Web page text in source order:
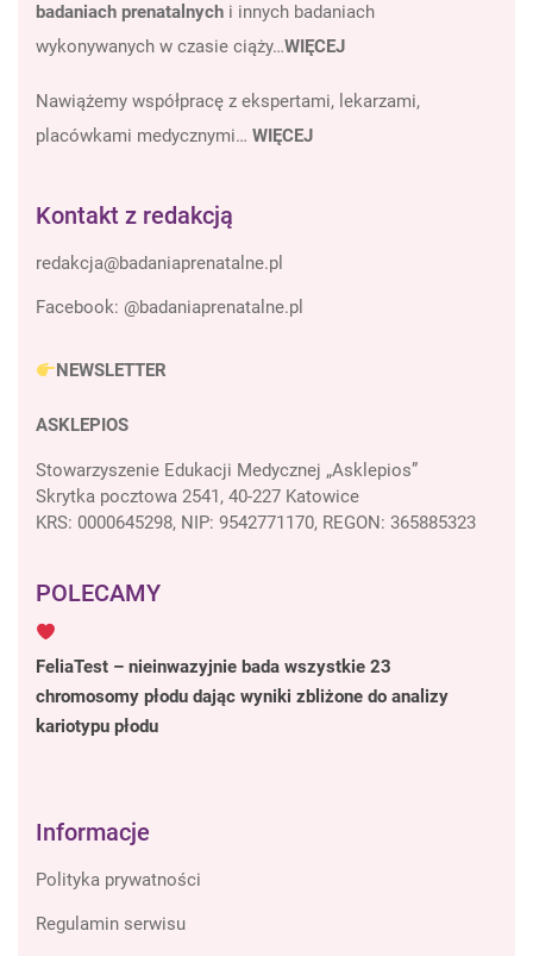
badaniach prenatalnych i innych badaniach
wykonywanych w czasie ciąży…WIĘCEJ
Nawiążemy współpracę z ekspertami, lekarzami,
placówkami medycznymi… WIĘCEJ
Kontakt z redakcją
Facebook: @badaniaprenatalne.pl
NEWSLETTER
ASKLEPIOS
Stowarzyszenie Edukacji Medycznej „Asklepios”
Skrytka pocztowa 2541, 40-227 Katowice
KRS: 0000645298, NIP: 9542771170, REGON: 365885323
POLECAMY
FeliaTest – nieinwazyjnie bada wszystkie 23
chromosomy płodu dając wyniki zbliżone do analizy
kariotypu płodu
Informacje
Polityka prywatności
Regulamin serwisu